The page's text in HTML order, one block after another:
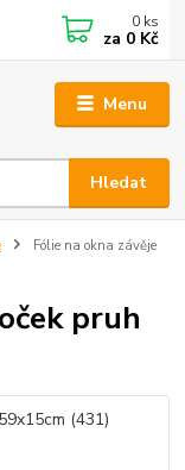
Menu
Hledat
0 ks
za 0 Kč
Fólie na okna závěje
pruh